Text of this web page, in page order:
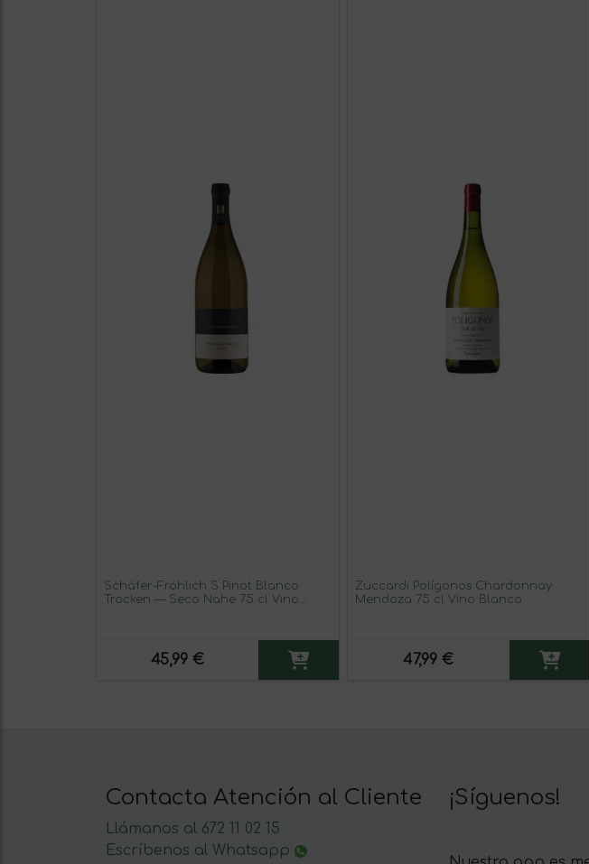
Schäfer-Fröhlich S Pinot Blanco
Trocken — Seco Nahe 75 cl Vino
45,99 €
Zuccardi Polígonos Chardonnay
Mendoza 75 cl Vino Blanco
47,99 €
Contacta Atención al Cliente
Llámanos al 672 11 02 15
Escríbenos al Whatsapp
¡Síguenos!